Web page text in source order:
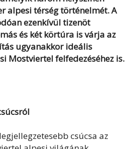
alpesi térség történelmét. A
ezenkívül tizenöt
és két körtúra is várja az
ugyanakkor ideális
Mostviertel felfedezéséhez is.
csúcsa az